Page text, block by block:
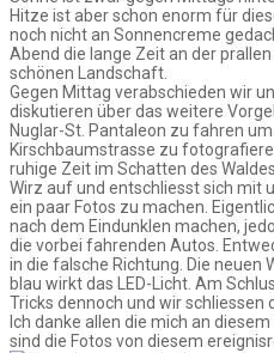
Hitze ist aber schon enorm für
noch nicht an Sonnencreme
Abend die lange Zeit an der
schönen Landschaft.
Gegen Mittag verabschieden wir
diskutieren über das weitere
Nuglar-St. Pantaleon zu fahren
Kirschbaumstrasse zu
ruhige Zeit im Schatten des
Wirz auf und entschliesst sich mit
ein paar Fotos zu machen.
nach dem Eindunklen machen,
die vorbei fahrenden Autos.
in die falsche Richtung. Die neuen
blau wirkt das LED-Licht. Am
Tricks dennoch und wir schliessen
Ich danke allen die mich an
sind die Fotos von diesem